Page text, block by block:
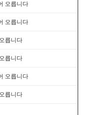
오릅니다
오릅니다
릅니다
릅니다
오릅니다
릅니다